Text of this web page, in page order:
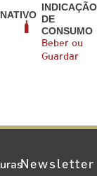
INDICAÇÃO
DE
CONSUMO
Beber ou
Guardar
Newsletter